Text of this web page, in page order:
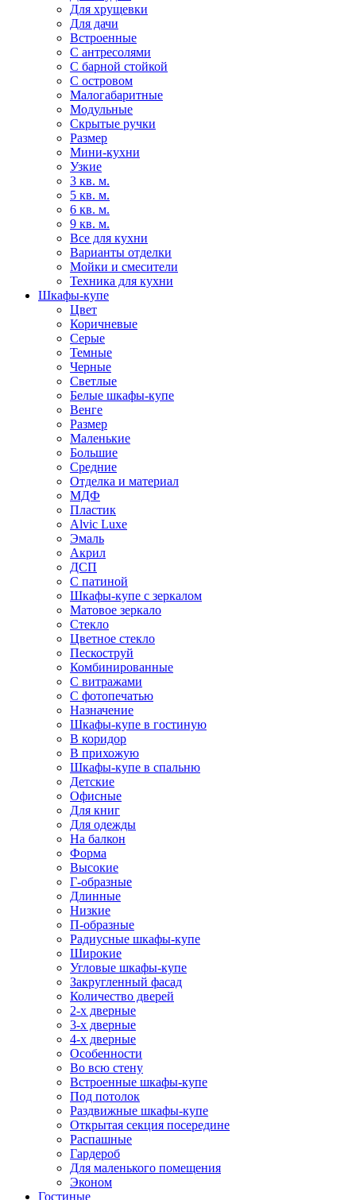
Для хрущевки
Для дачи
Встроенные
С антресолями
С барной стойкой
С островом
Малогабаритные
Модульные
Скрытые ручки
Размер
Мини-кухни
Узкие
3 кв. м.
5 кв. м.
6 кв. м.
9 кв. м.
Все для кухни
Варианты отделки
Мойки и смесители
Техника для кухни
Шкафы-купе
Цвет
Коричневые
Серые
Темные
Черные
Светлые
Белые шкафы-купе
Венге
Размер
Маленькие
Большие
Средние
Отделка и материал
МДФ
Пластик
Alvic Luxe
Эмаль
Акрил
ДСП
С патиной
Шкафы-купе с зеркалом
Матовое зеркало
Стекло
Цветное стекло
Пескоструй
Комбинированные
С витражами
С фотопечатью
Назначение
Шкафы-купе в гостиную
В коридор
В прихожую
Шкафы-купе в спальню
Детские
Офисные
Для книг
Для одежды
На балкон
Форма
Высокие
Г-образные
Длинные
Низкие
П-образные
Радиусные шкафы-купе
Широкие
Угловые шкафы-купе
Закругленный фасад
Количество дверей
2-х дверные
3-х дверные
4-х дверные
Особенности
Во всю стену
Встроенные шкафы-купе
Под потолок
Раздвижные шкафы-купе
Открытая секция посередине
Распашные
Гардероб
Для маленького помещения
Эконом
Гостиные